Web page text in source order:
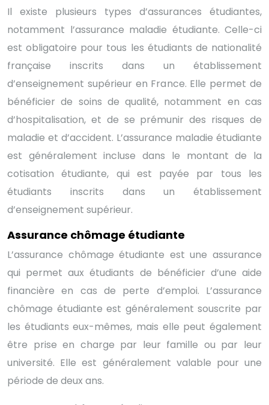
Il existe plusieurs types d’assurances étudiantes,
notamment l’assurance maladie étudiante. Celle-ci
est obligatoire pour tous les étudiants de nationalité
française inscrits dans un établissement
d’enseignement supérieur en France. Elle permet de
bénéficier de soins de qualité, notamment en cas
d’hospitalisation, et de se prémunir des risques de
maladie et d’accident. L’assurance maladie étudiante
est généralement incluse dans le montant de la
cotisation étudiante, qui est payée par tous les
étudiants inscrits dans un établissement
d’enseignement supérieur.
Assurance chômage étudiante
L’assurance chômage étudiante est une assurance
qui permet aux étudiants de bénéficier d’une aide
financière en cas de perte d’emploi. L’assurance
chômage étudiante est généralement souscrite par
les étudiants eux-mêmes, mais elle peut également
être prise en charge par leur famille ou par leur
université. Elle est généralement valable pour une
période de deux ans.